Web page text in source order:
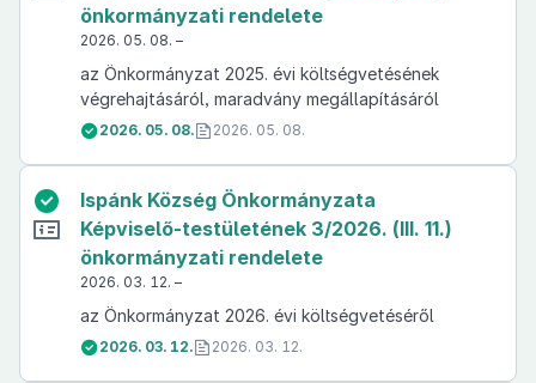
önkormányzati rendelete
2026. 05. 08. –
az Önkormányzat 2025. évi költségvetésének
végrehajtásáról, maradvány megállapításáról
2026. 05. 08. 2026. 05. 08.
Ispánk Község Önkormányzata
Képviselő-testületének 3/2026. (III. 11.)
önkormányzati rendelete
2026. 03. 12. –
az Önkormányzat 2026. évi költségvetéséről
2026. 03. 12. 2026. 03. 12.